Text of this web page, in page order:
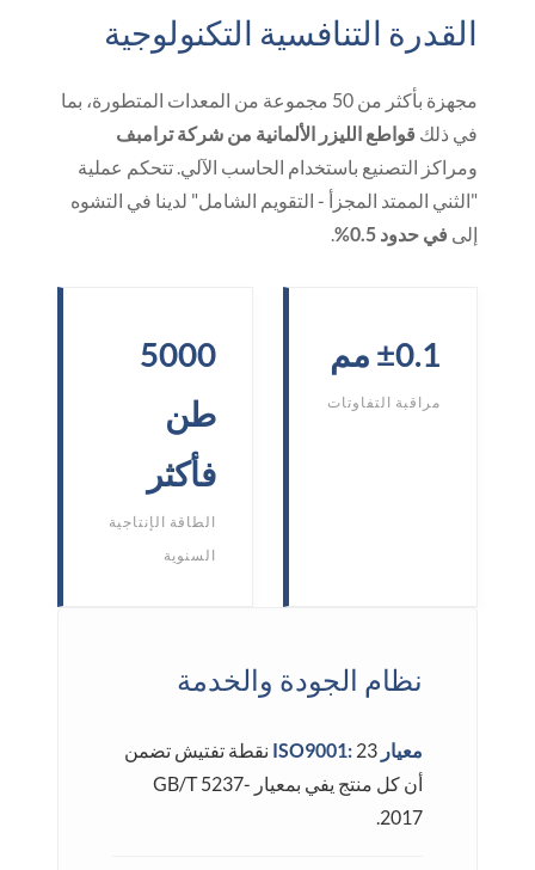
القدرة التنافسية التكنولوجية
مجهزة بأكثر من 50 مجموعة من المعدات المتطورة، بما
في ذلك قواطع الليزر الألمانية من شركة ترامبف
ومراكز التصنيع باستخدام الحاسب الآلي. تتحكم عملية
"الثني الممتد المجزأ - التقويم الشامل" لدينا في التشوه
إلى في حدود 0.5%
±0.1 مم
مراقبة التفاوتات
5000
طن
فأكثر
الطاقة الإنتاجية
السنوية
نظام الجودة والخدمة
معيار ISO9001:
23 نقطة تفتيش تضمن
أن كل منتج يفي بمعيار GB/T 5237-
2017.